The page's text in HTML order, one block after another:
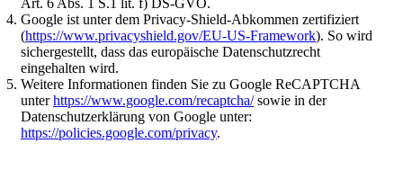
Art. 6 Abs. 1 S.1 lit. f) DS-GVO.
Google ist unter dem Privacy-Shield-Abkommen zertifiziert
(https://www.privacyshield.gov/EU-US-Framework). So wird
sichergestellt, dass das europäische Datenschutzrecht
eingehalten wird.
Weitere Informationen finden Sie zu Google ReCAPTCHA
unterhttps://www.google.com/recaptcha/sowie in der
Datenschutzerklärung von Google unter:
https://policies.google.com/privacy.